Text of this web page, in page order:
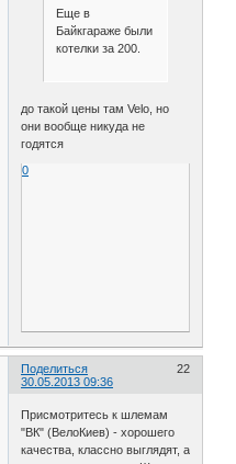
Еще в
Байкгараже были
котелки за 200.
до такой цены там Velo, но
они вообще никуда не
годятся
0
Поделиться
22
30.05.2013 09:36
Присмотритесь к шлемам
"ВК" (ВелоКиев) - хорошего
качества, классно выглядят, а